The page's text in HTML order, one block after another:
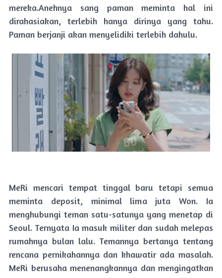
mereka.Anehnya sang paman meminta hal ini
dirahasiakan, terlebih hanya dirinya yang tahu.
Paman berjanji akan menyelidiki terlebih dahulu.
MeRi mencari tempat tinggal baru tetapi semua
meminta deposit, minimal lima juta Won. Ia
menghubungi teman satu-satunya yang menetap di
Seoul. Ternyata Ia masuk militer dan sudah melepas
rumahnya bulan lalu. Temannya bertanya tentang
rencana pernikahannya dan khawatir ada masalah.
MeRi berusaha menenangkannya dan mengingatkan